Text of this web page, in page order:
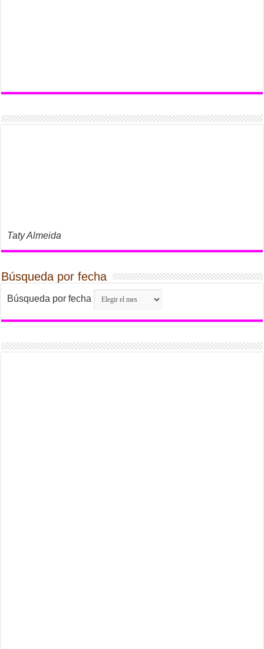
Taty Almeida
Búsqueda por fecha
Búsqueda por fecha